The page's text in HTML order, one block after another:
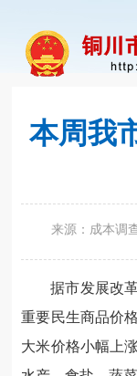
本周我
来源：成本调
据市发展改
重要民生商品价
大米价格小幅上